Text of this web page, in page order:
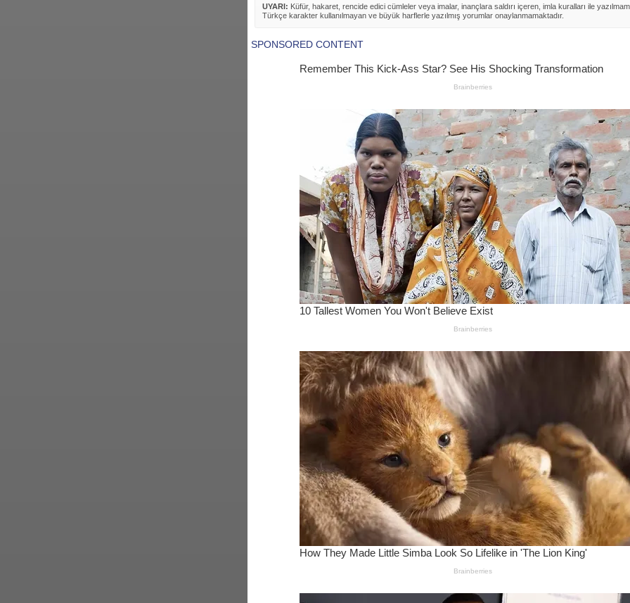
UYARI: Küfür, hakaret, rencide edici cümleler veya imalar, inançlara saldırı içeren, imla kuralları ile
Türkçe karakter kullanılmayan ve büyük harflerle yazılmış yorumlar onaylanmamaktadır.